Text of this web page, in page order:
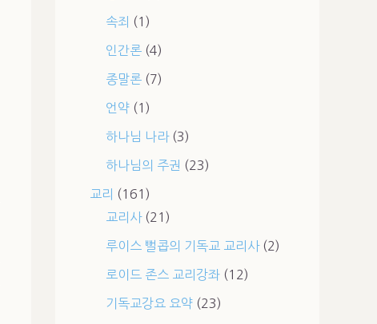
속죄 (1)
인간론(4)
종말론(7)
언약(1)
하나님 나라(3)
하나님의 주권 (23)
교리 (161)
교리사(21)
루이스 뻘콥의 기독교 교리사(2)
로이드 존스 교리강좌(12)
기독교강요 요약(23)